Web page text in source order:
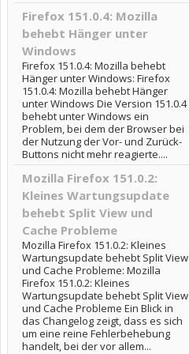
Firefox 151.0.4: Mozilla
behebt Hänger unter
Windows
Firefox 151.0.4: Mozilla behebt
Hänger unter Windows: Firefox
151.0.4: Mozilla behebt Hänger
unter Windows Die Version 151.0.4
behebt unter Windows ein
Problem, bei dem der Browser bei
der Nutzung der Vor- und Zurück-
Buttons nicht mehr reagierte....
Mozilla Firefox 151.0.2:
Kleines Wartungsupdate
behebt Split View und
Cache Probleme
Mozilla Firefox 151.0.2: Kleines
Wartungsupdate behebt Split View
und Cache Probleme: Mozilla
Firefox 151.0.2: Kleines
Wartungsupdate behebt Split View
und Cache Probleme Ein Blick in
das Changelog zeigt, dass es sich
um eine reine Fehlerbehebung
handelt, bei der vor allem...